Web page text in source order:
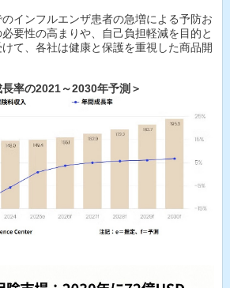
インフルエンザ患者の急増による予防お
要性の高まりや、自己負担軽減を目的と
て、各社は健康と保護を重視した商品開
率の2021～2030年予測＞